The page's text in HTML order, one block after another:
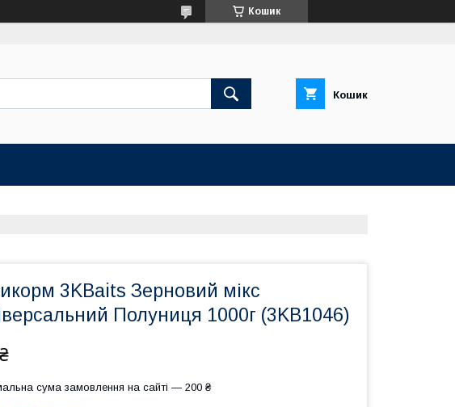
Кошик
Кошик
3KBaits Зерновий мікс
Полуниця 1000г (3KB1046)
сума замовлення на сайті — 200 ₴